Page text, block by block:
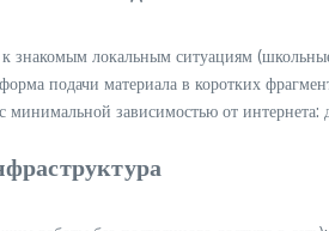
локальным ситуациям
подачи материала в коротких
зависимостью от интернета: